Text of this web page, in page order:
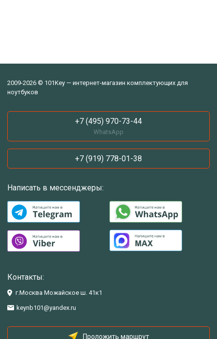
2009-2026 © 101Key — интернет-магазин комплектующих для
ноутбуков
+7 (495) 970-73-44
WhatsApp
+7 (919) 778-01-38
Написать в мессенджеры:
Контакты:
г.Москва Можайское ш. 41к1
keynb101@yandex.ru
Проложить маршрут